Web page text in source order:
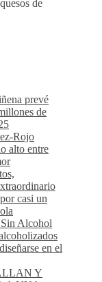
versiones,
de
prevé
de
Rojo
alto entre